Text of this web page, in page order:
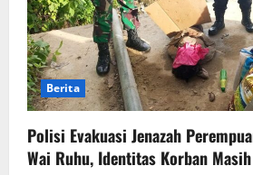
Berita
Polisi Evakuasi Jenazah
Wai Ruhu, Identitas Korban